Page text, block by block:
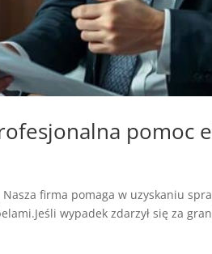
pomoc
firma pomaga w uzyskaniu
wypadek zdarzył się za